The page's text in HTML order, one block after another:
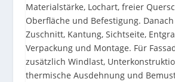
Materialstärke, Lochart, freier
Oberfläche und Befestigung.
Zuschnitt, Kantung, Sichtseite,
Verpackung und Montage. Für
zusätzlich Windlast,
thermische Ausdehnung und